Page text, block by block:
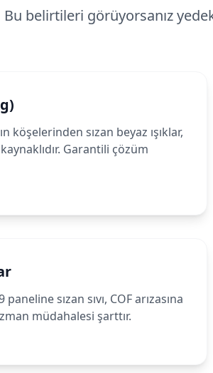
Bu belirtileri görüyorsanız
köşelerinden sızan beyaz ışıklar,
Garantili çözüm
sızan sıvı, COF arızasına
müdahalesi şarttır.